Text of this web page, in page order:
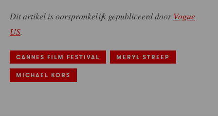
Dit artikel is oorspronkelijk gepubliceerd door Vogue
US.
CANNES FILM FESTIVAL MERYL STREEP
MICHAEL KORS